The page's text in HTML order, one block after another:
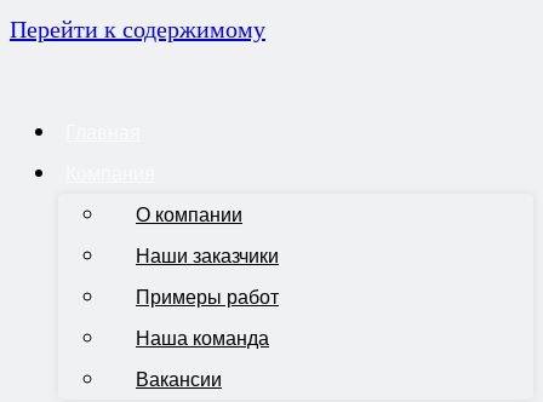
Перейти к содержимому
О компании
Наши заказчики
Примеры работ
Наша команда
Вакансии